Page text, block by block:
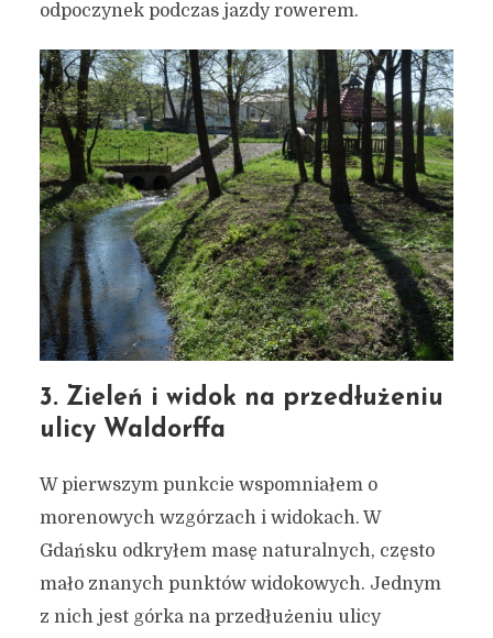
odpoczynek podczas jazdy rowerem.
3. Zieleń i widok na przedłużeniu
ulicy Waldorffa
W pierwszym punkcie wspomniałem o
morenowych wzgórzach i widokach. W
Gdańsku odkryłem masę naturalnych, często
mało znanych punktów widokowych. Jednym
z nich jest górka na przedłużeniu ulicy